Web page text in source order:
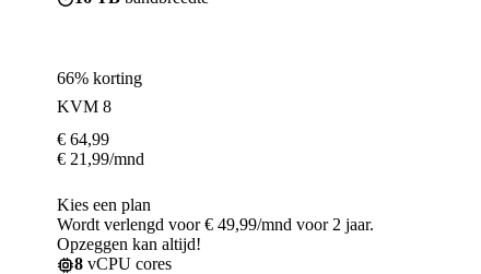
66% korting
KVM 8
€ 64,99
€ 21,99/mnd
Kies een plan
Wordt verlengd voor € 49,99/mnd voor 2 jaar.
Opzeggen kan altijd!
8 vCPU cores